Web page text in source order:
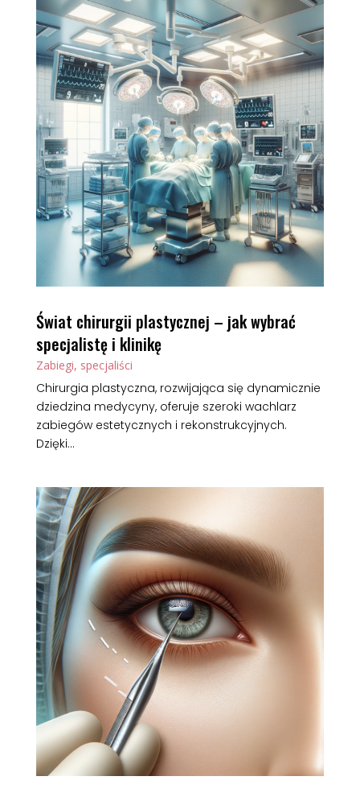
Świat chirurgii plastycznej – jak wybrać
specjalistę i klinikę
Zabiegi, specjaliści
Chirurgia plastyczna, rozwijająca się dynamicznie
dziedzina medycyny, oferuje szeroki wachlarz
zabiegów estetycznych i rekonstrukcyjnych.
Dzięki...